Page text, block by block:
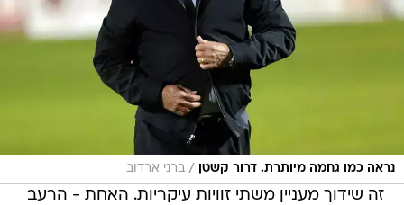
נראה כמו גחמה מיותרת. דרור קשטן / ברני ארדוב
זה שידוך מעניין משתי זוויות עיקריות. האחת - הרעב